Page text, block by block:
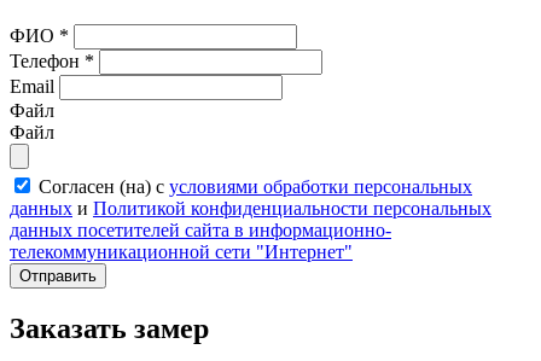
ФИО *
Телефон *
Email
Файл
Файл
Согласен (на) с условиями обработки персональных
данных и Политикой конфиденциальности персональных
данных посетителей сайта в информационно-
телекоммуникационной сети "Интернет"
Отправить
Заказать замер